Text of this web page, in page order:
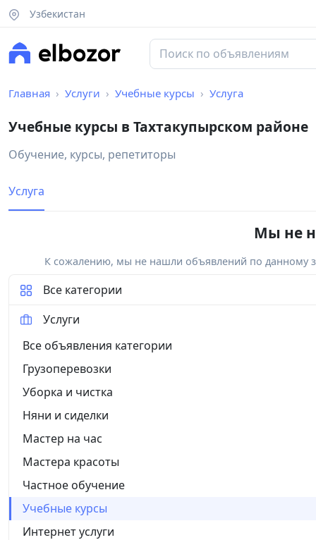
Узбекистан
Главная Услуги Учебные курсы Услуга
Учебные курсы в Тахтакупырском районе
Обучение, курсы, репетиторы
Услуга
Мы не
К сожалению, мы не нашли объявлений по данному
Все категории
Услуги
Все объявления категории
Грузоперевозки
Уборка и чистка
Няни и сиделки
Мастер на час
Мастера красоты
Частное обучение
Учебные курсы
Интернет услуги